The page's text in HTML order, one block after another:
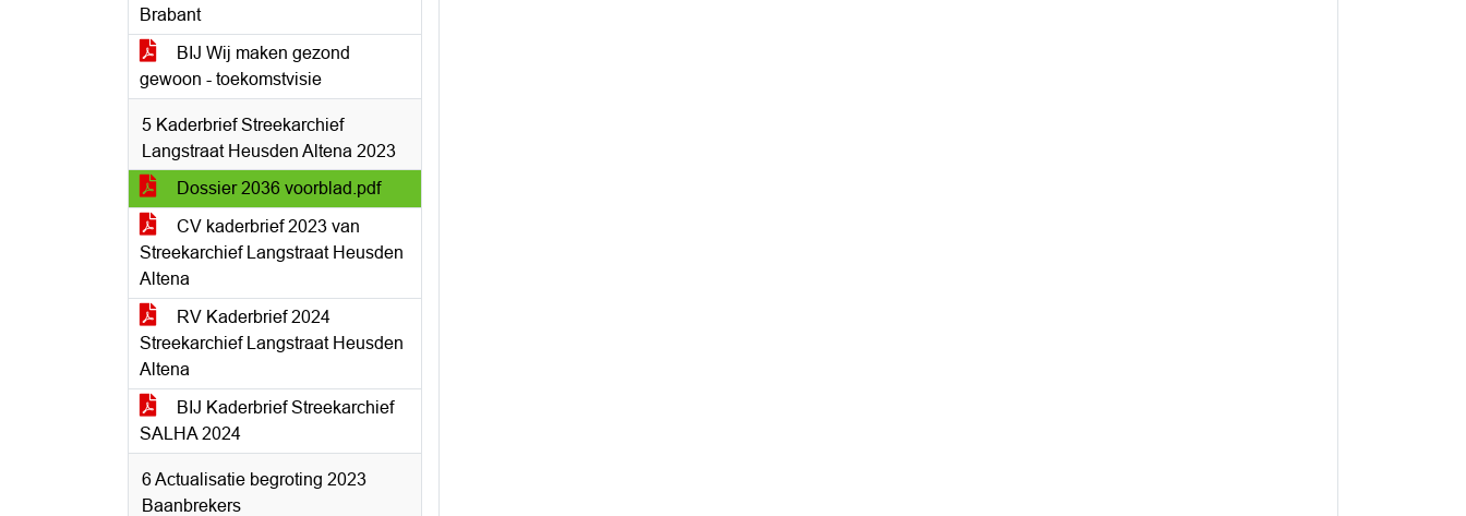
Brabant
BIJ Wij maken gezond
gewoon - toekomstvisie
5 Kaderbrief Streekarchief
Langstraat Heusden Altena 2023
Dossier 2036 voorblad.pdf
CV kaderbrief 2023 van
Streekarchief Langstraat Heusden
Altena
RV Kaderbrief 2024
Streekarchief Langstraat Heusden
Altena
BIJ Kaderbrief Streekarchief
SALHA 2024
6 Actualisatie begroting 2023
Baanbrekers